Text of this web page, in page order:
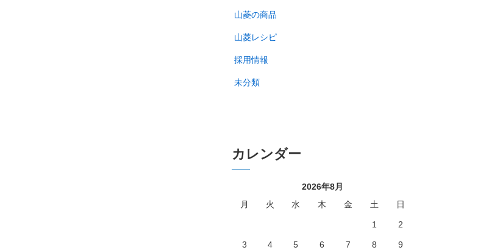
山菱の商品
山菱レシピ
採用情報
未分類
カレンダー
2026年8月
月
火 水 木 金 土 日
1 2
3 4 5 6 7 8 9